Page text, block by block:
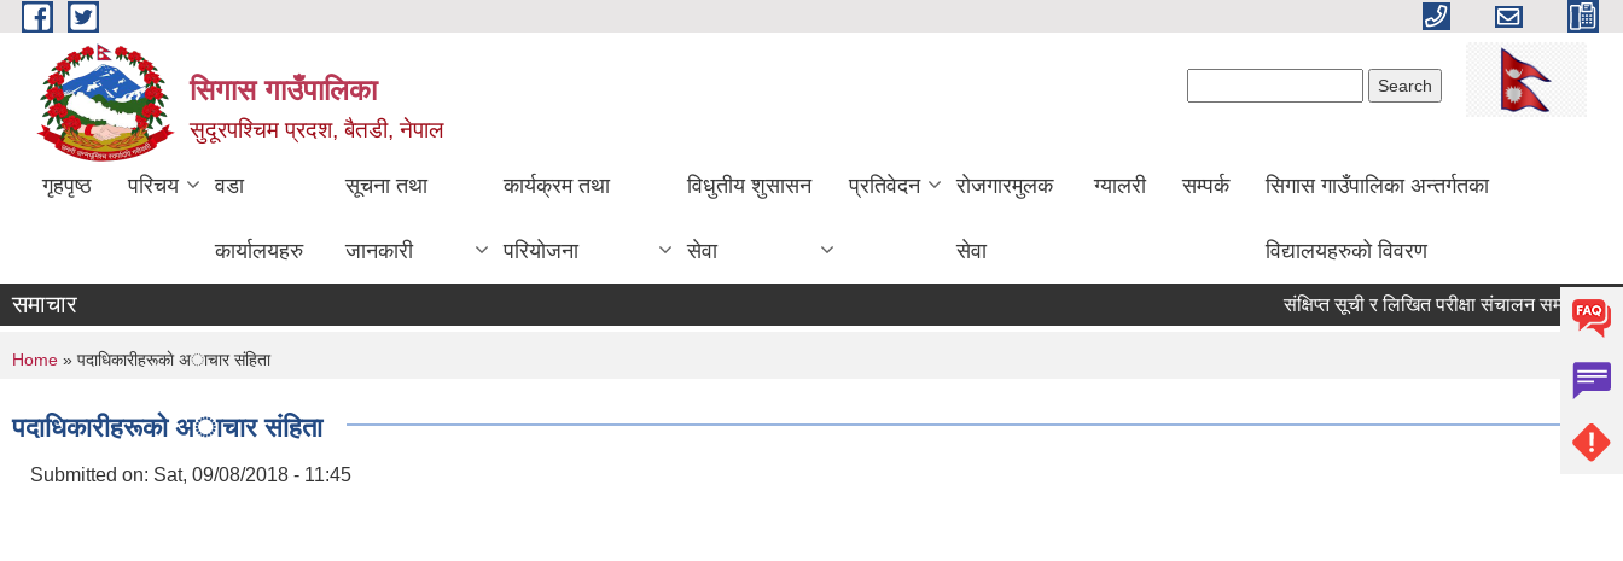
Skip to main content
सिगास गाउँपालिका
सुदूरपश्चिम प्रदश, बैतडी, नेपाल
गृहपृष्ठ परिचय वडा
कार्यालयहरु
सूचना तथा
जानकारी
कार्यक्रम तथा
परियोजना
विधुतीय शुसासन
सेवा
प्रतिवेदन राेजगारमुलक
सेवा
ग्यालरी सम्पर्क सिगास गाउँपालिका अन्तर्गतका
विद्यालयहरुको विवरण
समाचार संक्षिप्त सूची र लिखित परीक्षा संचालन सम्बन्धी सूचना!
You are here
Home » पदाधिकारीहरूकाे अाचार संहिता
पदाधिकारीहरूकाे अाचार संहिता
Submitted on: Sat, 09/08/2018 - 11:45